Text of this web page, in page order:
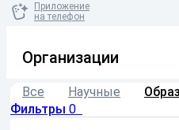
Приложение
на телефон
Организации
Все Научные
Фильтры 0